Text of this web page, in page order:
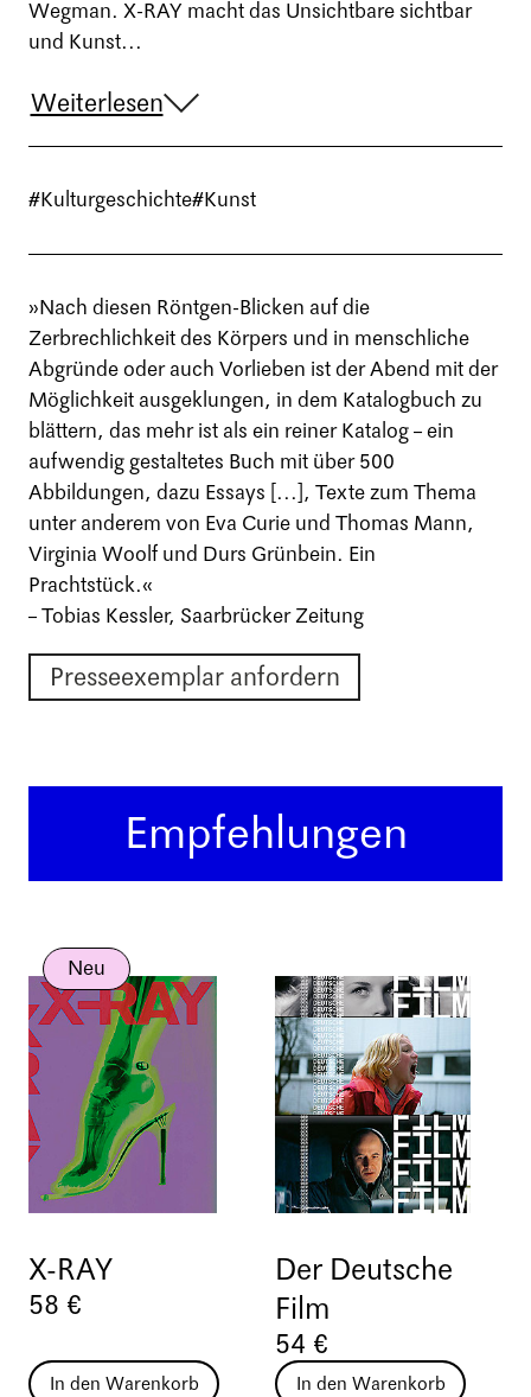
Wegman. X-RAY macht das Unsichtbare sichtbar
und Kunst...
Weiterlesen
#Kulturgeschichte#Kunst
»Nach diesen Röntgen-Blicken auf die
Zerbrechlichkeit des Körpers und in menschliche
Abgründe oder auch Vorlieben ist der Abend mit der
Möglichkeit ausgeklungen, in dem Katalogbuch zu
blättern, das mehr ist als ein reiner Katalog – ein
aufwendig gestaltetes Buch mit über 500
Abbildungen, dazu Essays [...], Texte zum Thema
unter anderem von Eva Curie und Thomas Mann,
Virginia Woolf und Durs Grünbein. Ein
Prachtstück.«
– Tobias Kessler, Saarbrücker Zeitung
Presseexemplar anfordern
Empfehlungen
X-RAY
Neu
58 €
In den Warenkorb
Der Deutsche
Film
54 €
In den Warenkorb